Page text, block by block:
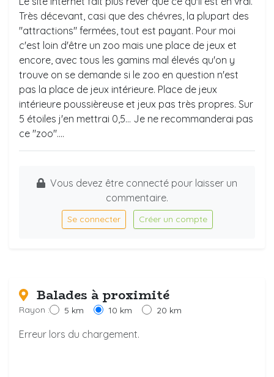
Très décevant, casi que des chévres, la plupart des
"attractions" fermées, tout est payant. Pour moi
c'est loin d'être un zoo mais une place de jeux et
encore, avec tous les gamins mal élevés qu'on y
trouve on se demande si le zoo en question n'est
pas la place de jeux intérieure. Place de jeux
intérieure poussièreuse et jeux pas très propres. Sur
5 étoiles j'en mettrai 0,5... Je ne recommanderai pas
ce "zoo"....
Vous devez être connecté pour laisser un
commentaire.
Se connecter Créer un compte
Balades à proximité
Rayon : 5 km 10 km 20 km
Erreur lors du chargement.